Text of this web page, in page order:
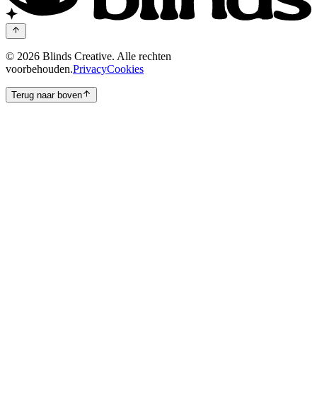
© 2026 Blinds Creative. Alle rechten
voorbehouden.PrivacyCookies
Terug naar boven